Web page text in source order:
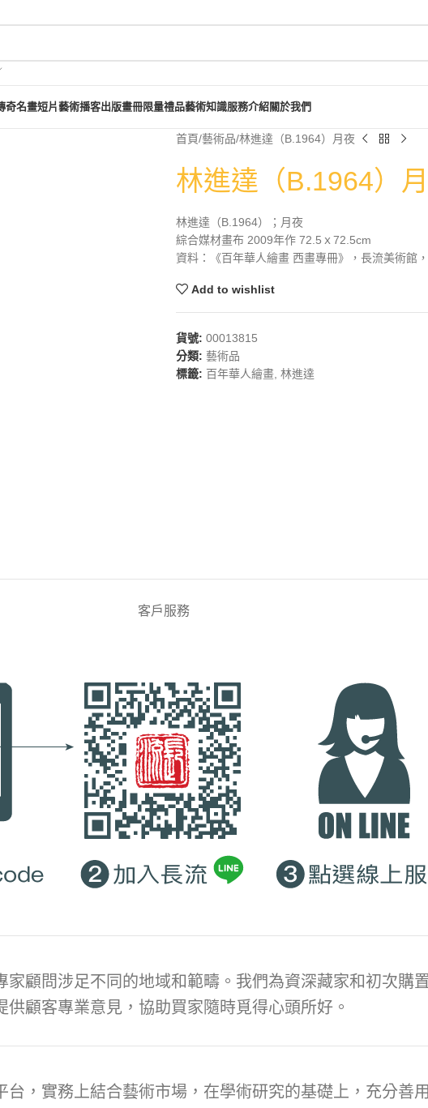
奇名畫短片藝術播客出版畫冊限量禮品藝術知識服務介紹關於我們
首頁 藝術品 林進達（B.1964）月夜
林進達（B.1964）
林進達（B.1964）；月夜
綜合媒材畫布 2009年作 72.5ｘ72.5cm
資料：《百年華人繪畫 西畫專冊》，長流美術館
Add to wishlist
貨號: 00013815
分類: 藝術品
標籤: 百年華人繪畫, 林進達
客戶服務
顧問涉足不同的地域和範疇。我們為資深藏家和初次購
顧客專業意見，協助買家隨時覓得心頭所好。
台，實務上結合藝術市場，在學術研究的基礎上，充分善